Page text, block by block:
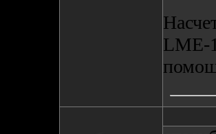
LME-